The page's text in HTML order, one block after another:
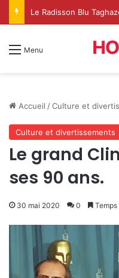
Menu
Accueil /Culture et
Culture et divertissements
Le grand
ses 90 ans.
30 mai 2020 0